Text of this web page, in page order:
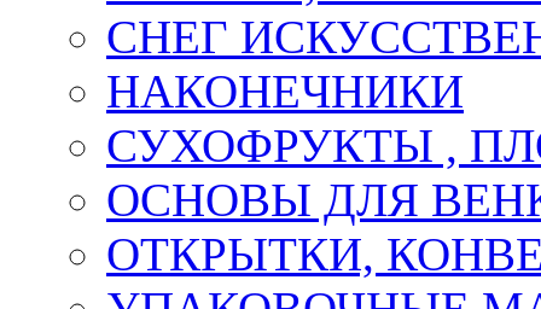
СНЕГ
НАКОНЕЧНИКИ
СУХОФРУКТЫ ,
ОСНОВЫ ДЛЯ
ОТКРЫТКИ,